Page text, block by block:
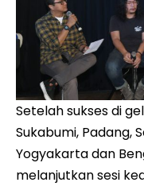
Setelah sukses di
Sukabumi, Padang,
Yogyakarta dan
melanjutkan sesi